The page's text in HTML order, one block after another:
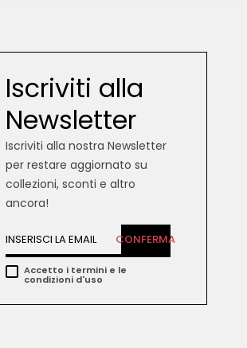
Iscriviti alla
Newsletter
Iscriviti alla nostra Newsletter
per restare aggiornato su
collezioni, sconti e altro
ancora!
CONFERMA
Accetto i termini e le
condizioni d'uso